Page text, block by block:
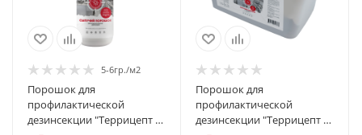
5-6гр./м2
Порошок для
профилактической
дезинсекции "Террицепт -
Порошок для
профилактической
дезинсекции "Террицепт -